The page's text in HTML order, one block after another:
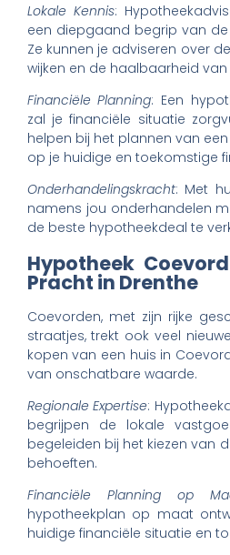
Lokale Kennis:
een diepgaand begrip van
Ze kunnen je adviseren over
wijken en de haalbaarheid
Financiële Planning: Een
zal je financiële situatie
helpen bij het plannen van
op je huidige en toekomstige
Onderhandelingskracht: Met
namens jou onderhandelen
de beste hypotheekdeal te
Hypotheek
Pracht in Drenthe
Coevorden, met zijn rijke
straatjes, trekt ook veel
kopen van een huis in
van onschatbare waarde.
Regionale Expertise:
begrijpen de lokale
begeleiden bij het kiezen van
behoeften.
Financiële Planning op
hypotheekplan op maat
huidige financiële situatie en